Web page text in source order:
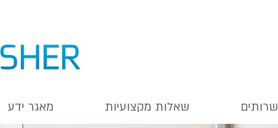
מאגר ידע שאלות מקצועיות שרותים